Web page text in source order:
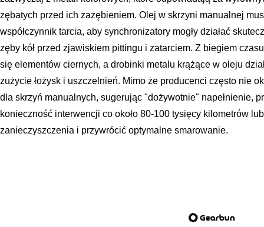
zębatych przed ich zazębieniem. Olej w skrzyni manualnej
współczynnik tarcia, aby synchronizatory mogły działać
zęby kół przed zjawiskiem pittingu i zatarciem. Z biegiem
się elementów ciernych, a drobinki metalu krążące w oleju
zużycie łożysk i uszczelnień. Mimo że producenci często nie
dla skrzyń manualnych, sugerując "dożywotnie" napełnienie,
konieczność interwencji co około 80-100 tysięcy kilometrów
zanieczyszczenia i przywrócić optymalne smarowanie.